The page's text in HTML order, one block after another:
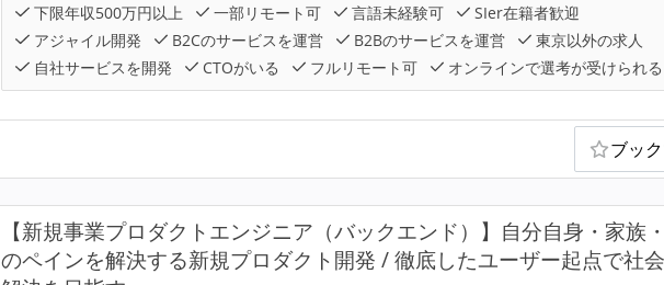
下限年収500万円以上 一部リモート可 言語未経験可
SIer在籍者歓迎
アジャイル開発
B2Cのサービスを運営 B2Bのサービスを運営
東京以外の求人
自社サービスを開発
CTOがいる フルリモート可 オンラインで選考が受けられる
ブッ
【新規事業プロダクトエンジニア（バックエンド）】自分自身・家族
のペインを解決する新規プロダクト開発 / 徹底したユーザー起点で社